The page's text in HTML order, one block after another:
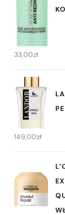
33,00zł
149,00zł